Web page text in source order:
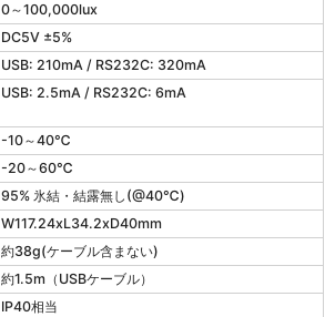
0～100,000lux
DC5V ±5%
USB: 210mA / RS232C: 320mA
USB: 2.5mA / RS232C: 6mA
-10～40℃
-20～60℃
95% 氷結・結露無し(@40℃)
W117.24xL34.2xD40mm
約38g(ケーブル含まない)
約1.5m（USBケーブル）
IP40相当